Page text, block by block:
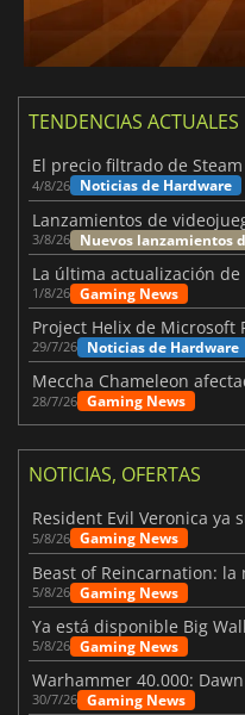
TENDENCIAS ACTUALES
4/8/26 Noticias de Hardware
3/8/26 Nuevos lanzamientos
1/8/26 Gaming News
Project Helix de Microsoft
29/7/26 Noticias de Hardware
28/7/26 Gaming News
NOTICIAS, OFERTAS
5/8/26 Gaming News
5/8/26 Gaming News
5/8/26 Gaming News
30/7/26 Gaming News